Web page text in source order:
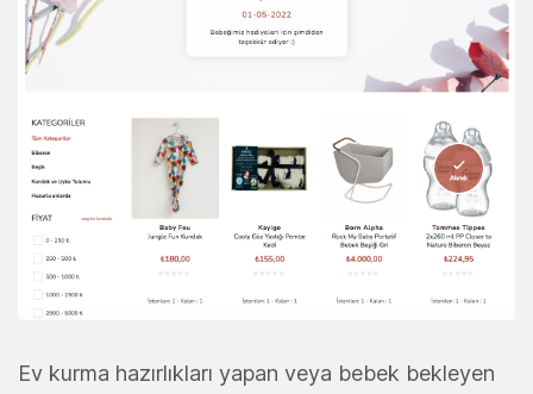
Ev kurma hazırlıkları yapan veya bebek bekleyen